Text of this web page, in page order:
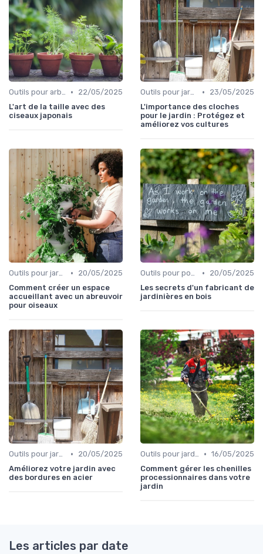
Outils pour arbres et arbustes •
22/05/2025
L'art de la taille avec des
ciseaux japonais
Outils pour jardinage écologique •
23/05/2025
L'importance des cloches
pour le jardin : Protégez et
améliorez vos cultures
Outils pour jardinage urbain •
20/05/2025
Comment créer un espace
accueillant avec un abreuvoir
pour oiseaux
Outils pour potagers •
20/05/2025
Les secrets d'un fabricant de
jardinières en bois
Outils pour jardins floraux •
20/05/2025
Améliorez votre jardin avec
des bordures en acier
Outils pour jardinage écologique • 16/05/2025
Comment gérer les chenilles
processionnaires dans votre
jardin
Les articles par date